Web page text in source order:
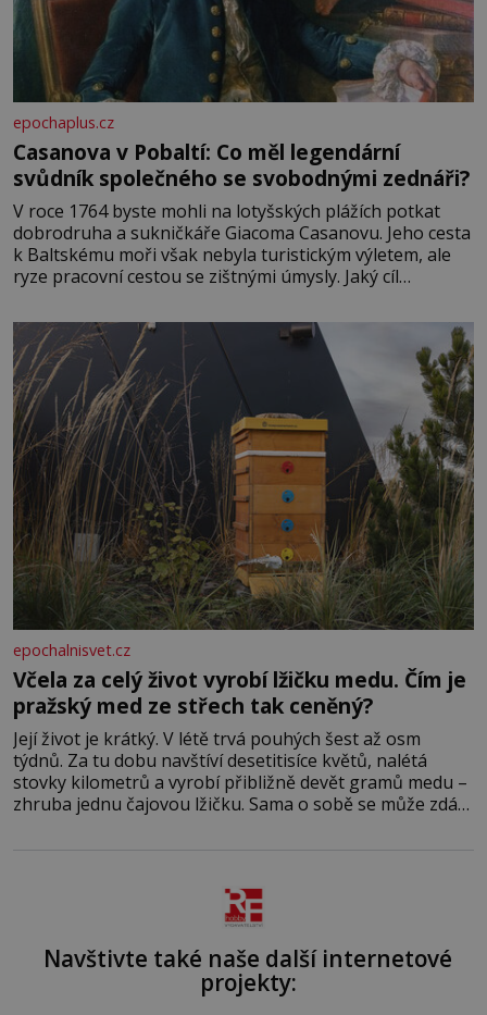
epochaplus.cz
Casanova v Pobaltí: Co měl legendární
svůdník společného se svobodnými zednáři?
V roce 1764 byste mohli na lotyšských plážích potkat
dobrodruha a sukničkáře Giacoma Casanovu. Jeho cesta
k Baltskému moři však nebyla turistickým výletem, ale
ryze pracovní cestou se zištnými úmysly. Jaký cíl
lotyšské Rigy? Casanova v Pobaltí kontaktoval tamní
zednářské lóže. Nebyl v této oblasti žádným nováčkem,
protože do zednářské
epochalnisvet.cz
Včela za celý život vyrobí lžičku medu. Čím je
pražský med ze střech tak ceněný?
Její život je krátký. V létě trvá pouhých šest až osm
týdnů. Za tu dobu navštíví desetitisíce květů, nalétá
stovky kilometrů a vyrobí přibližně devět gramů medu –
zhruba jednu čajovou lžičku. Sama o sobě se může zdát
Navštivte také naše další internetové
projekty: